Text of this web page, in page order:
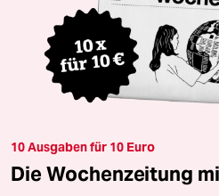
10 Ausgaben für 10 Euro
Die Wochenzeitung